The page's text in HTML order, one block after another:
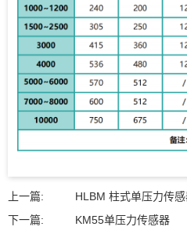
上一篇:
HLBM 柱式单压力传
下一篇:
KM55单压力传感器